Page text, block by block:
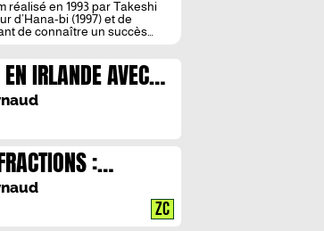
réalisé en 1993 par Takeshi
d’Hana-bi (1997) et de
de connaître un succès
d’émissions populaires sous
Takeshi”.IRLANDE AVEC
:
JUSTINE AUGIER
ZC